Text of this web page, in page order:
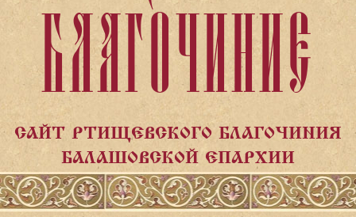
БЛАГОЧИНИЕ
САЙТ РТИЩЕВСКОГО БЛАГОЧИНИЯ
БАЛАШОВСКОЙ ЕПАРХИИ